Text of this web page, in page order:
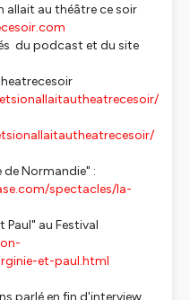
allait au théâtre ce soir
du podcast et du site
de Normandie" :
spectacles/la-
Paul" au Festival
et-paul.html
parlé en fin d'interview